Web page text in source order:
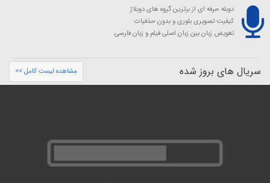
دوبله حرفه ای از برترین گروه های دوبلاژ
کیفیت تصویری بلوری و بدون حذفیات
تعویض زبان بین زبان اصلی فیلم و زبان فارسی
سریال های بروز شده مشاهده لیست کامل >>